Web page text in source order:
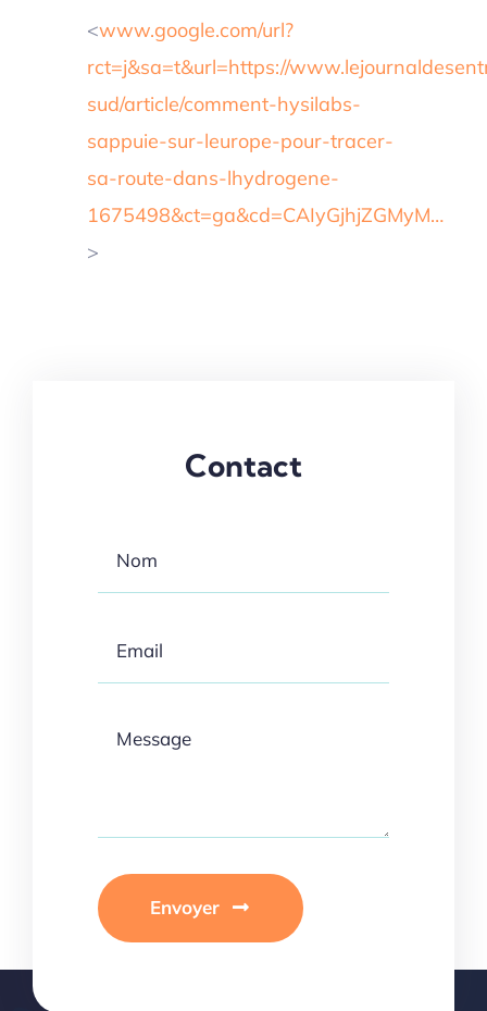
<www.google.com/url?
rct=j&sa=t&url=https://
sud/article/comment-hysilabs-
sappuie-sur-leurope-pour-tracer-
sa-route-dans-lhydrogene-
1675498&ct=ga&cd=CAIyGjhjZGMyM…
>
Contact
Envoyer